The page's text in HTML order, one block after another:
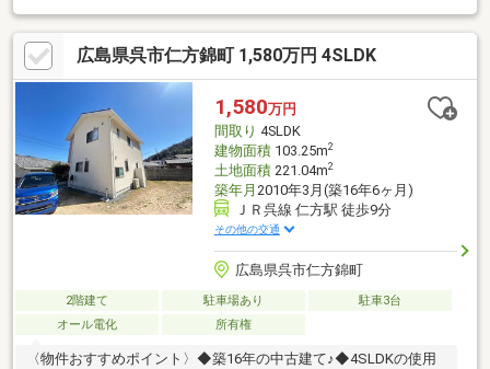
利用できます。ファミリー向けのポイント、呉市立安登小学校が
徒歩5分のところにあります。ゆったりとした間取り、部屋数も豊
富な9DKです。倉庫付きで収納力あり。 季節物や趣味の道具もす
っきり片付きます。安登郵便局まで徒歩2分、ローソン安浦安登店
広島県呉市仁方錦町 1,580万円 4SLDK
1,580万円
間取り 4SLDK
建物面積103.25m2
土地面積221.04m2
築年月 2010年3月(築16年6ヶ月)
ＪＲ呉線 仁方駅 徒歩9分
その他の交通
広島県呉市仁方錦町
2階建て 駐車場あり
駐車3台
オール電化
所有権
〈物件おすすめポイント〉◆築16年の中古建て♪◆4SLDKの使用